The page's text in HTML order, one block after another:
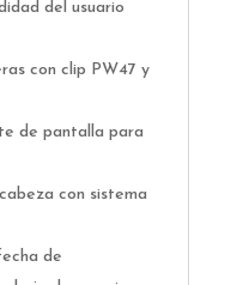
del usuario
con clip PW47 y
de pantalla para
con sistema
de